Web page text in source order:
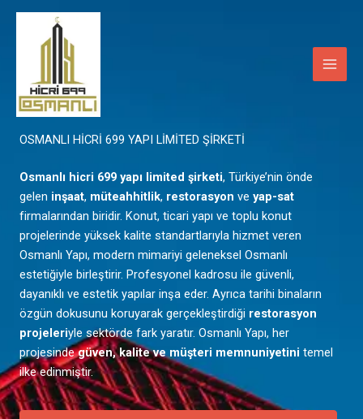
İçeriğe
Mardin
OSMANLI HİCRİ 699 YAPI LİMİTED ŞİRKETİ
Osmanlı hicri 699 yapı limited şirketi, Türkiye’nin önde
gelen inşaat, müteahhitlik, restorasyon ve yap-sat
firmalarından biridir. Konut, ticari yapı ve toplu konut
projelerinde yüksek kalite standartlarıyla hizmet veren
Osmanlı Yapı, modern mimariyi geleneksel Osmanlı
estetiğiyle birleştirir. Profesyonel kadrosu ile güvenli,
dayanıklı ve estetik yapılar inşa eder. Ayrıca tarihi binaların
özgün dokusunu koruyarak gerçekleştirdiği restorasyon
projeleriyle sektörde fark yaratır. Osmanlı Yapı, her
projesindegüven, kalite ve müşteri memnuniyetini temel
ilke edinmiştir.